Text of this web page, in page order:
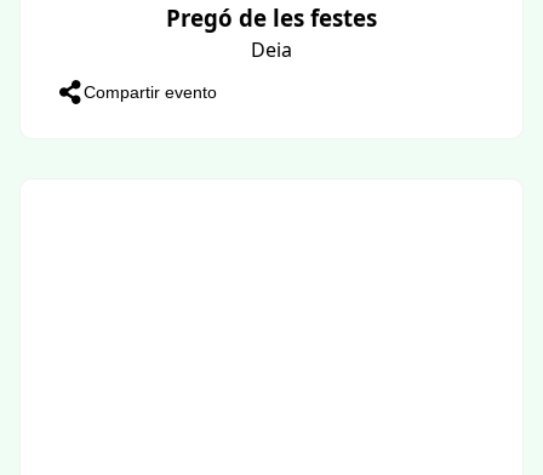
Pregó de les festes
Deia
Compartir evento